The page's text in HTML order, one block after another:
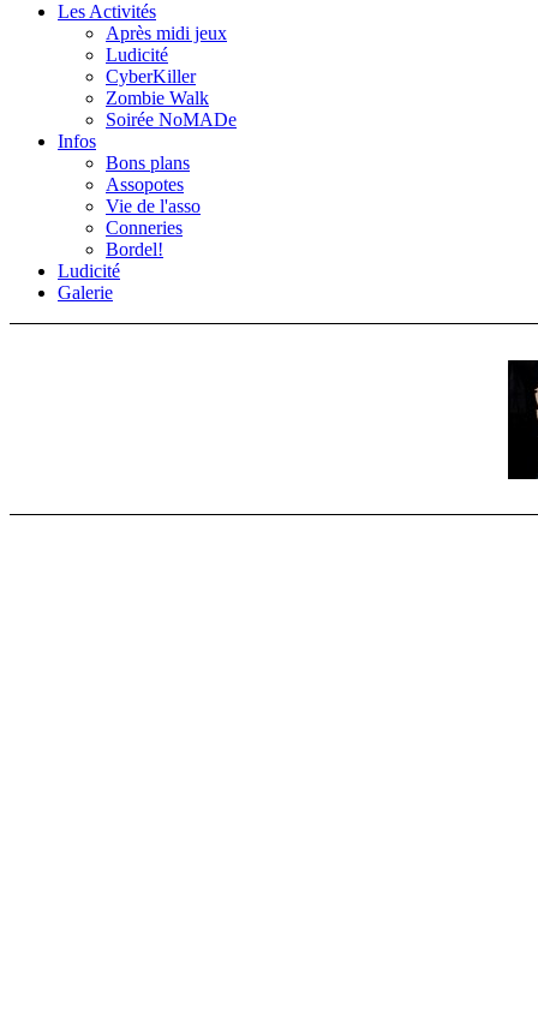
Les Activités
Après midi jeux
Ludicité
CyberKiller
Zombie Walk
Soirée NoMADe
Infos
Bons plans
Assopotes
Vie de l'asso
Conneries
Bordel!
Ludicité
Galerie